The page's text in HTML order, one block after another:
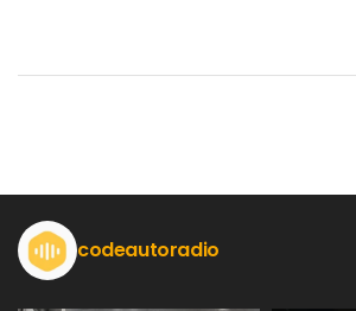
codeautoradio